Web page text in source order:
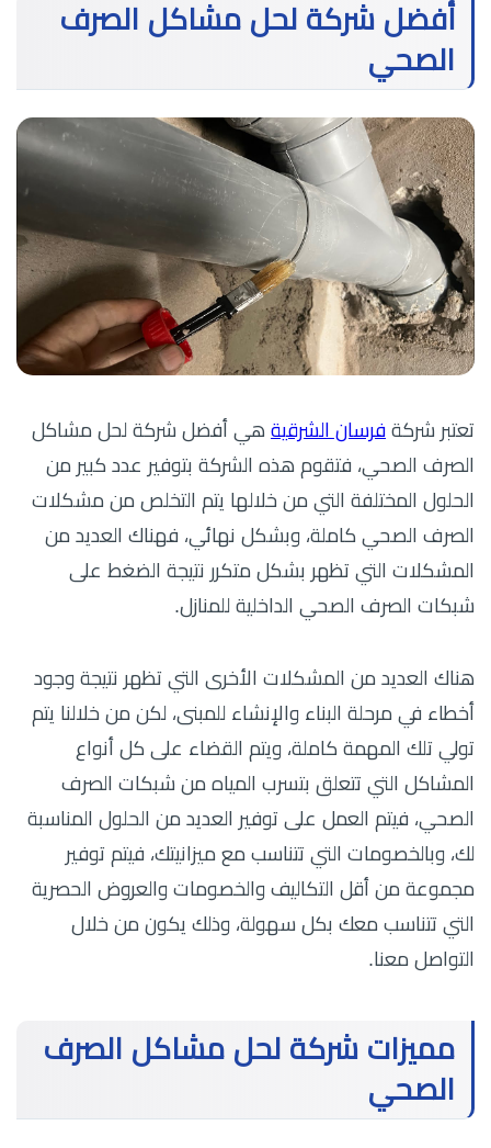
أفضل شركة لحل مشاكل الصرف
الصحي
تعتبر شركة فرسان الشرقية هي أفضل شركة لحل مشاكل
الصرف الصحي، فتقوم هذه الشركة بتوفير عدد كبير من
الحلول المختلفة التي من خلالها يتم التخلص من مشكلات
الصرف الصحي كاملة، وبشكل نهائي، فهناك العديد من
المشكلات التي تظهر بشكل متكرر نتيجة الضغط على
شبكات الصرف الصحي الداخلية للمنازل.
هناك العديد من المشكلات الأخرى التي تظهر نتيجة وجود
أخطاء في مرحلة البناء والإنشاء للمبنى، لكن من خلالنا يتم
تولي تلك المهمة كاملة، ويتم القضاء على كل أنواع
المشاكل التي تتعلق بتسرب المياه من شبكات الصرف
الصحي، فيتم العمل على توفير العديد من الحلول المناسبة
لك، وبالخصومات التي تتناسب مع ميزانيتك، فيتم توفير
مجموعة من أقل التكاليف والخصومات والعروض الحصرية
التي تتناسب معك بكل سهولة، وذلك يكون من خلال
التواصل معنا.
مميزات شركة لحل مشاكل الصرف
الصحي